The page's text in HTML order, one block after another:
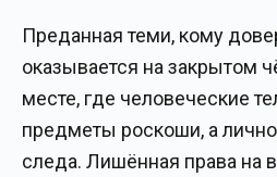
Преданная теми, кому
оказывается на закрытом
месте, где человеческие
предметы роскоши, а
следа. Лишённая права на